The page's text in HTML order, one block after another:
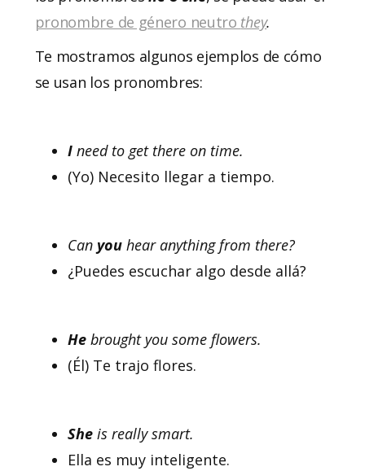
pronombre de género neutro they.
Te mostramos algunos ejemplos de cómo
se usan los pronombres:
Ineed to get there on time.
(Yo) Necesito llegar a tiempo.
Can youhear anything from there?
¿Puedes escuchar algo desde allá?
Hebrought you some flowers.
(Él) Te trajo flores.
Sheis really smart.
Ella es muy inteligente.